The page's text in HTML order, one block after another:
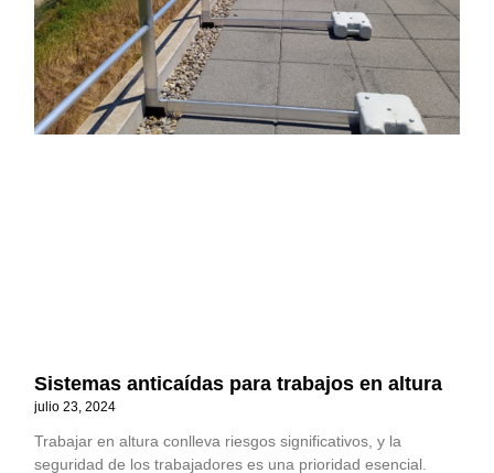
Sistemas anticaídas para trabajos en altura
julio 23, 2024
Trabajar en altura conlleva riesgos significativos, y la
seguridad de los trabajadores es una prioridad esencial.